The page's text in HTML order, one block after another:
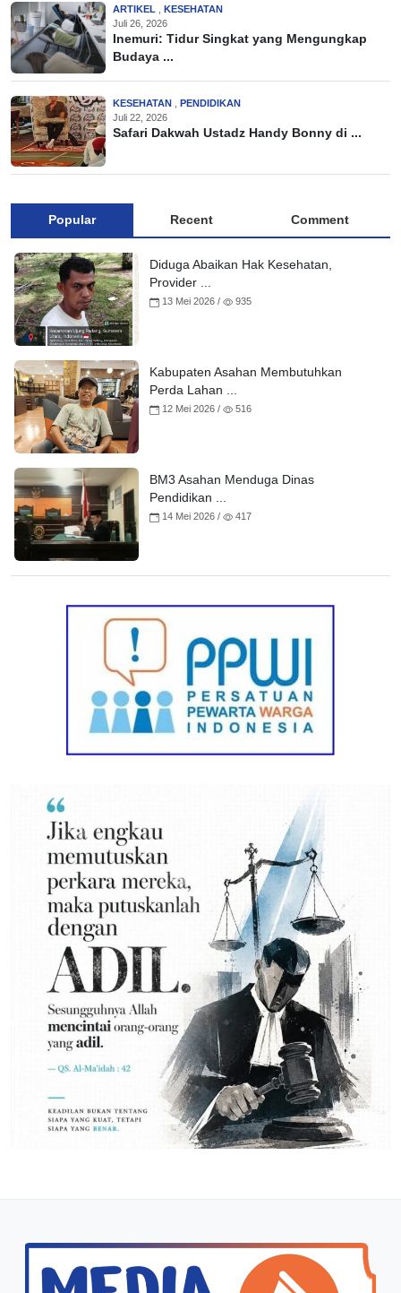
ARTIKEL , KESEHATAN
Juli 26, 2026
Inemuri: Tidur Singkat yang Mengungkap
Budaya ...
KESEHATAN
PENDIDIKAN
Juli 22, 2026
Safari Dakwah Ustadz Handy Bonny di ...
Popular Recent Comment
Diduga Abaikan Hak Kesehatan,
Provider ...
13 Mei 2026 / 935
Kabupaten Asahan Membutuhkan
Perda Lahan ...
12 Mei 2026 / 516
BM3 Asahan Menduga Dinas
Pendidikan ...
14 Mei 2026 / 417